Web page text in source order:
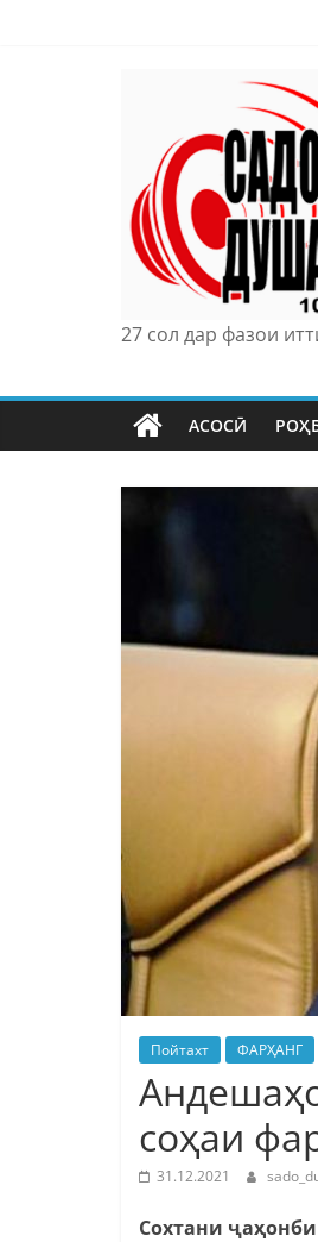
27 сол дар фазои
АСОСӢ
Пойтахт ФАРҲАНГ
соҳаи
31.12.2021
Сохтани